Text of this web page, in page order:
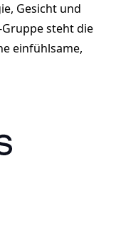
Gesicht und
steht die
einfühlsame,